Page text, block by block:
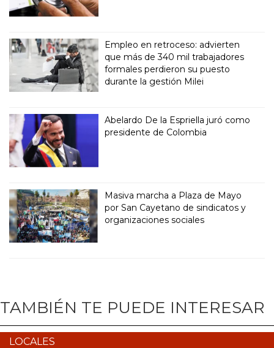
Empleo en retroceso: advierten
que más de 340 mil trabajadores
formales perdieron su puesto
durante la gestión Milei
Abelardo De la Espriella juró como
presidente de Colombia
Masiva marcha a Plaza de Mayo
por San Cayetano de sindicatos y
organizaciones sociales
TAMBIÉN TE PUEDE INTERESAR
LOCALES